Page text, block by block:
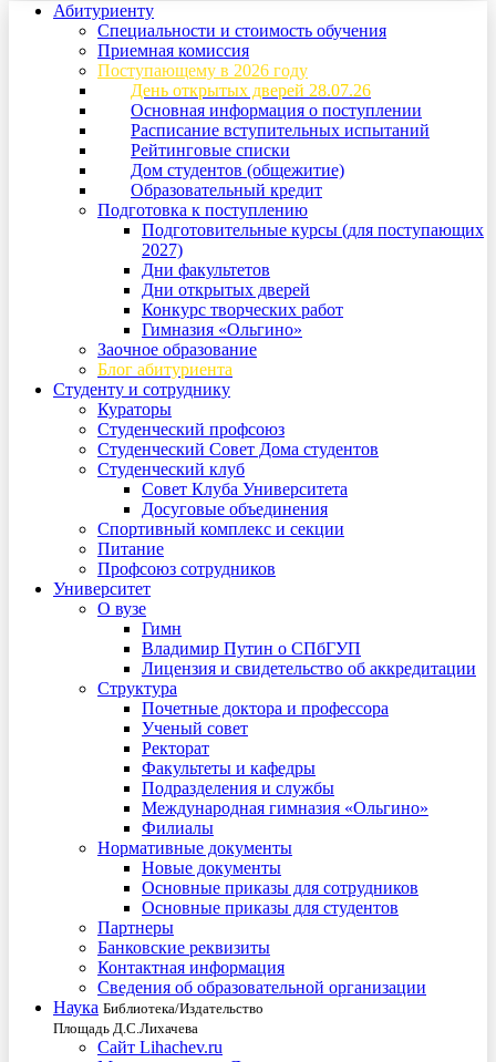
Абитуриенту
Специальности и стоимость обучения
Приемная комиссия
Поступающему в 2026 году
День открытых дверей 28.07.26
Основная информация о поступлении
Расписание вступительных испытаний
Рейтинговые списки
Дом студентов (общежитие)
Образовательный кредит
Подготовка к поступлению
Подготовительные курсы (для поступающих
2027)
Дни факультетов
Дни открытых дверей
Конкурс творческих работ
Гимназия «Ольгино»
Заочное образование
Блог абитуриента
Студенту и сотруднику
Кураторы
Студенческий профсоюз
Студенческий Совет Дома студентов
Студенческий клуб
Совет Клуба Университета
Досуговые объединения
Спортивный комплекс и секции
Питание
Профсоюз сотрудников
Университет
О вузе
Гимн
Владимир Путин о СПбГУП
Лицензия и свидетельство об аккредитации
Структура
Почетные доктора и профессора
Ученый совет
Ректорат
Факультеты и кафедры
Подразделения и службы
Международная гимназия «Ольгино»
Филиалы
Нормативные документы
Новые документы
Основные приказы для сотрудников
Основные приказы для студентов
Партнеры
Банковские реквизиты
Контактная информация
Сведения об образовательной организации
Наука Библиотека/Издательство
Площадь Д.С.Лихачева
Сайт Lihachev.ru